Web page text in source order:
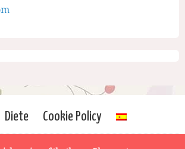
Diete Cookie Policy